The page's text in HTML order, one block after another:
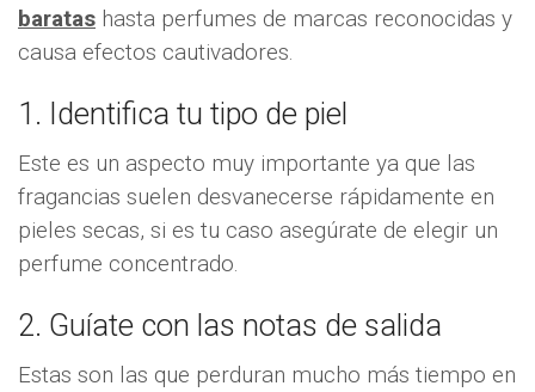
baratas hasta perfumes de marcas reconocidas y
causa efectos cautivadores.
1. Identifica tu tipo de piel
Este es un aspecto muy importante ya que las
fragancias suelen desvanecerse rápidamente en
pieles secas, si es tu caso asegúrate de elegir un
perfume concentrado.
2. Guíate con las notas de salida
Estas son las que perduran mucho más tiempo en